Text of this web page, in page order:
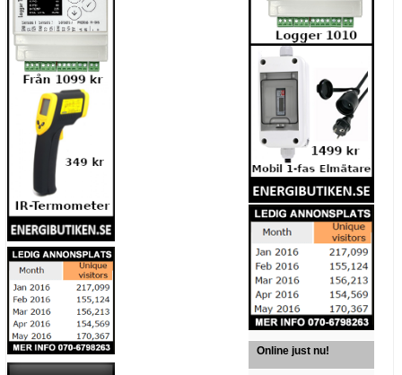
Online just nu!